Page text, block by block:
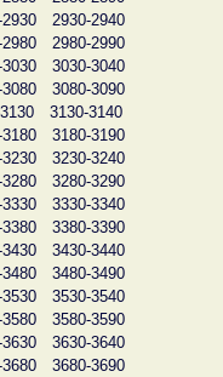
2930-2940
2980-2990
3030-3040
3080-3090
3130-3140
3180-3190
3230-3240
3280-3290
3330-3340
3380-3390
3430-3440
3480-3490
3530-3540
3580-3590
3630-3640
3680-3690